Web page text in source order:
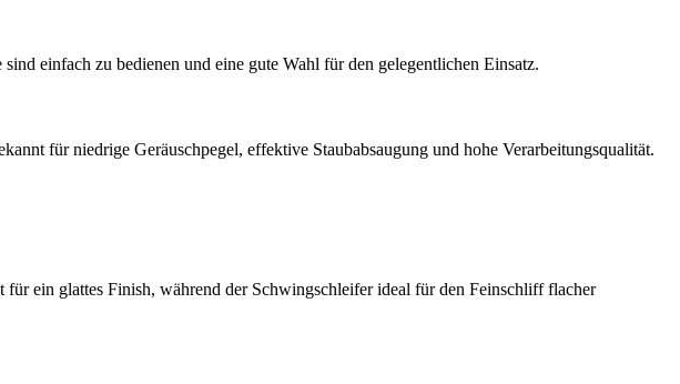
einfach zu bedienen und eine gute Wahl für den gelegentlichen Einsatz.
für niedrige Geräuschpegel, effektive Staubabsaugung und hohe Verarbeitungsqualität.
ein glattes Finish, während der Schwingschleifer ideal für den Feinschliff flacher